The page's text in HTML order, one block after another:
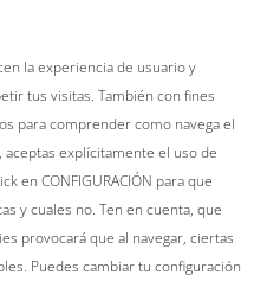
la experiencia de usuario y
tus visitas. También con fines
para comprender como navega el
aceptas explícitamente el uso de
en CONFIGURACIÓN para que
y cuales no. Ten en cuenta, que
provocará que al navegar, ciertas
Puedes cambiar tu configuración